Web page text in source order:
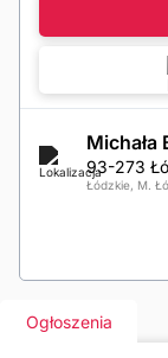
Michała
93-273
Łódzkie, M.
Ogłoszenia